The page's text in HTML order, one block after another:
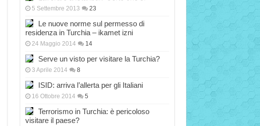
5 Settembre 2013 23
Le nuove norme sul permesso di
residenza in Turchia – ikamet izni
24 Maggio 2014 14
Serve un visto per visitare la Turchia?
3 Aprile 2014 8
ISID: arriva l’allerta per gli Italiani
16 Ottobre 2014 5
Terrorismo in Turchia: è pericoloso
visitare il paese?